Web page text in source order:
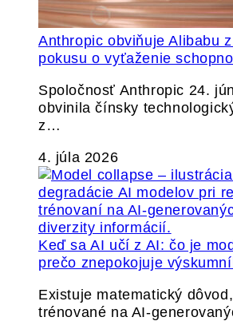
Anthropic obviňuje Alibabu
pokusu o vyťaženie
Spoločnosť Anthropic 24.
obvinila čínsky
z…
4. júla 2026
Keď sa AI učí z AI: čo je
prečo znepokojuje
Existuje matematický
trénované na AI-